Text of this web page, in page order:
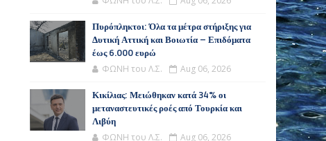
Πυρόπληκτοι: Όλα τα μέτρα στήριξης για
Δυτική Αττική και Βοιωτία – Επιδόματα
έως 6.000 ευρώ
ΦΩΝΗ του Λ.Σ. Aug 06, 2026
Κικίλιας: Μειώθηκαν κατά 34% οι
μεταναστευτικές ροές από Τουρκία και
Λιβύη
ΦΩΝΗ του Λ.Σ. Aug 06, 2026